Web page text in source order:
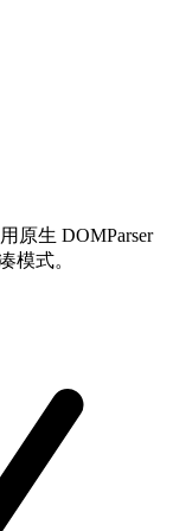
原生 DOMParser
模式。